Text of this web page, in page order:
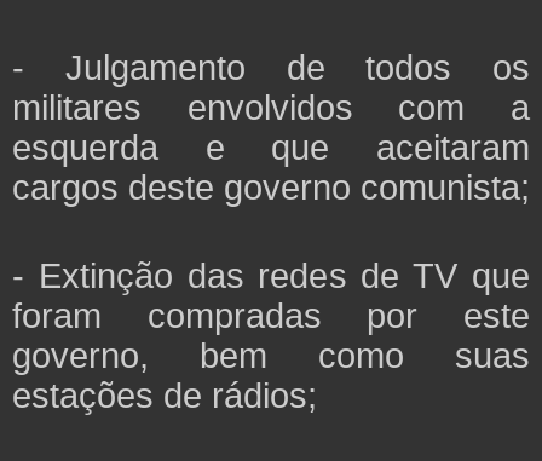
- Julgamento de todos os
militares envolvidos com a
esquerda e que aceitaram
cargos deste governo comunista;
- Extinção das redes de TV que
foram compradas por este
governo, bem como suas
estações de rádios;